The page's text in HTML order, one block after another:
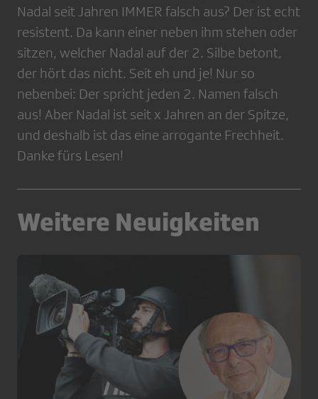
Nadal seit Jahren IMMER falsch aus? Der ist echt
resistent. Da kann einer neben ihm stehen oder
sitzen, welcher Nadal auf der 2. Silbe betont,
der hört das nicht. Seit eh und je! Nur so
nebenbei: Der spricht jeden 2. Namen falsch
aus! Aber Nadal ist seit x Jahren an der Spitze,
und deshalb ist das eine arrogante Frechheit.
Danke fürs Lesen!
Weitere Neuigkeiten